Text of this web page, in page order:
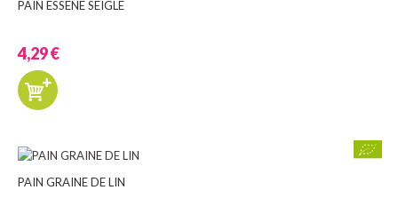
PAIN ESSENE SEIGLE
4,29 €
PAIN GRAINE DE LIN